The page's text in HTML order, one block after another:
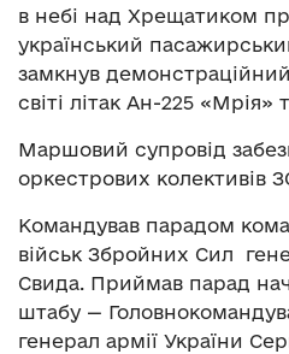
в небі над Хрещатиком
український
замкнув
світі літак Ан-225 «Мрія»
Маршовий супровід
оркестрових колективів
Командував парадом
військ Збройних Сил
Свида. Приймав парад
штабу —
генерал армії України